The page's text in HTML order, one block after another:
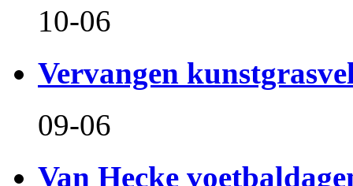
10-06
Vervangen
09-06
Van Hecke